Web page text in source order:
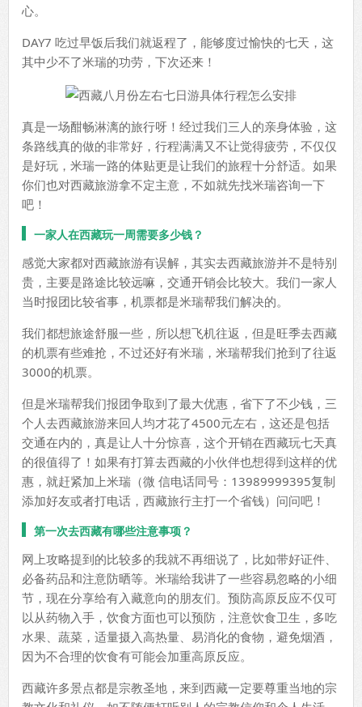
心。
DAY7 吃过早饭后我们就返程了，能够度过愉快的七天，这
其中少不了米瑞的功劳，下次还来！
真是一场酣畅淋漓的旅行呀！经过我们三人的亲身体验，这
条路线真的做的非常好，行程满满又不让觉得疲劳，不仅仅
是好玩，米瑞一路的体贴更是让我们的旅程十分舒适。如果
你们也对西藏旅游拿不定主意，不如就先找米瑞咨询一下
吧！
一家人在西藏玩一周需要多少钱？
感觉大家都对西藏旅游有误解，其实去西藏旅游并不是特别
贵，主要是路途比较远嘛，交通开销会比较大。我们一家人
当时报团比较省事，机票都是米瑞帮我们解决的。
我们都想旅途舒服一些，所以想飞机往返，但是旺季去西藏
的机票有些难抢，不过还好有米瑞，米瑞帮我们抢到了往返
3000的机票。
但是米瑞帮我们报团争取到了最大优惠，省下了不少钱，三
个人去西藏旅游来回人均才花了4500元左右，这还是包括
交通在内的，真是让人十分惊喜，这个开销在西藏玩七天真
的很值得了！如果有打算去西藏的小伙伴也想得到这样的优
惠，就赶紧加上米瑞（微 信电话同号：13989999395复制
添加好友或者打电话，西藏旅行主打一个省钱）问问吧！
第一次去西藏有哪些注意事项？
网上攻略提到的比较多的我就不再细说了，比如带好证件、
必备药品和注意防晒等。米瑞给我讲了一些容易忽略的小细
节，现在分享给有入藏意向的朋友们。预防高原反应不仅可
以从药物入手，饮食方面也可以预防，注意饮食卫生，多吃
水果、蔬菜，适量摄入高热量、易消化的食物，避免烟酒，
因为不合理的饮食有可能会加重高原反应。
西藏许多景点都是宗教圣地，来到西藏一定要尊重当地的宗